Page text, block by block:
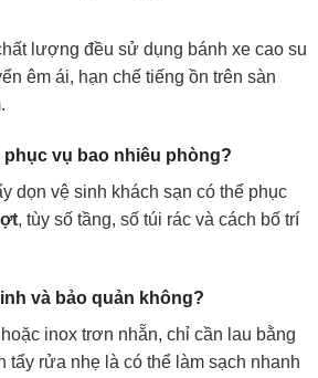
lượng đều sử dụng bánh xe cao su
êm ái, hạn chế tiếng ồn trên sàn
phục vụ bao nhiêu phòng?
dọn vệ sinh khách sạn có thể phục
, tùy số tầng, số túi rác và cách bố trí
và bảo quản không?
inox trơn nhẵn, chỉ cần lau bằng
tẩy rửa nhẹ là có thể làm sạch nhanh